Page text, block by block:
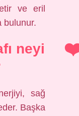
ve eril
bulunur.
neyi
sağ
Başka